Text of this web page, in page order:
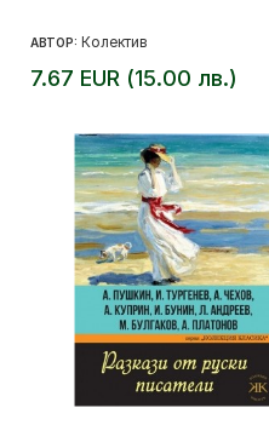
АВТОР: Колектив
7.67 EUR (15.00 лв.)